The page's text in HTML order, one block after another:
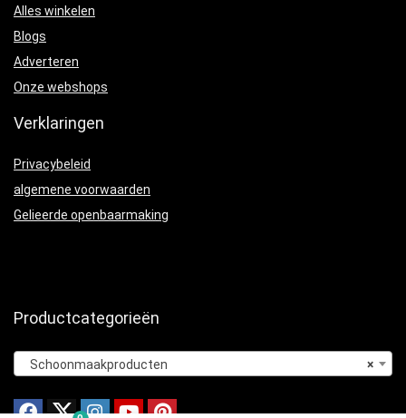
Alles winkelen
Blogs
Adverteren
Onze webshops
Verklaringen
Privacybeleid
algemene voorwaarden
Gelieerde openbaarmaking
Productcategorieën
×
Schoonmaakproducten